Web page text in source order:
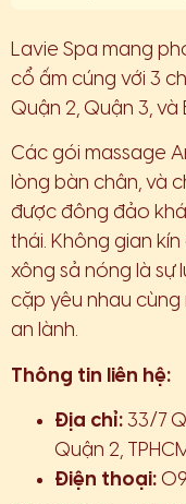
Lavie Spa mang
cổ ấm cúng với 3
Quận 2, Quận 3, và
Các gói massage
lòng bàn chân, và
được đông đảo
thái. Không gian
xông sả nóng là sự
cặp yêu nhau cùng
an lành.
Thông tin liên hệ:
Địa chỉ: 33/7
Quận 2,
Điện thoại: